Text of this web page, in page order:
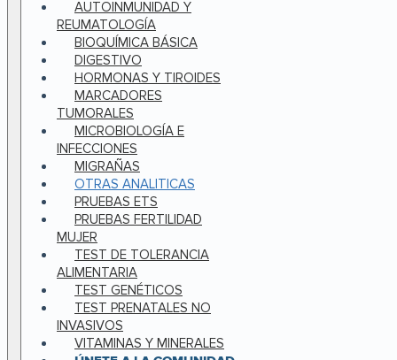
AUTOINMUNIDAD Y
REUMATOLOGÍA
BIOQUÍMICA BÁSICA
DIGESTIVO
HORMONAS Y TIROIDES
MARCADORES
TUMORALES
MICROBIOLOGÍA E
INFECCIONES
MIGRAÑAS
OTRAS ANALITICAS
PRUEBAS ETS
PRUEBAS FERTILIDAD
MUJER
TEST DE TOLERANCIA
ALIMENTARIA
TEST GENÉTICOS
TEST PRENATALES NO
INVASIVOS
VITAMINAS Y MINERALES